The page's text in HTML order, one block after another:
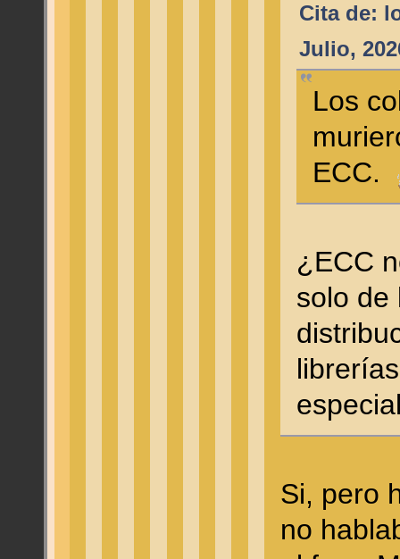
Cita de:
Julio,
Los
ECC.
¿ECC
solo de
librerías
Si, pero
no